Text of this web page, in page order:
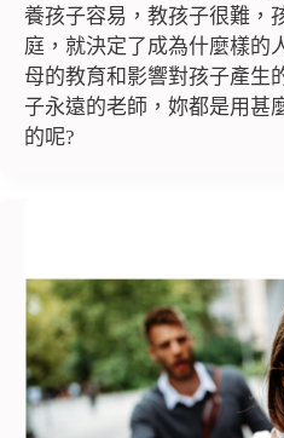
養孩子容易，教孩子很難，
庭，就決定了成為什麼樣的
母的教育和影響對孩子產生
子永遠的老師，妳都是用甚
的呢?